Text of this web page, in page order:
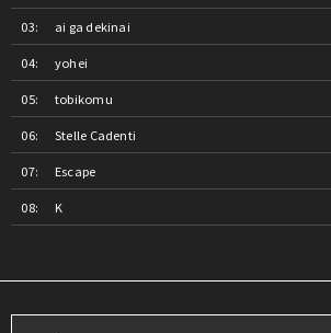
ai ga dekinai
yohei
tobikomu
Stelle Cadenti
Escape
K